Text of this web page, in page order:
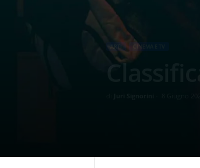
ARTI CINEMA E TV